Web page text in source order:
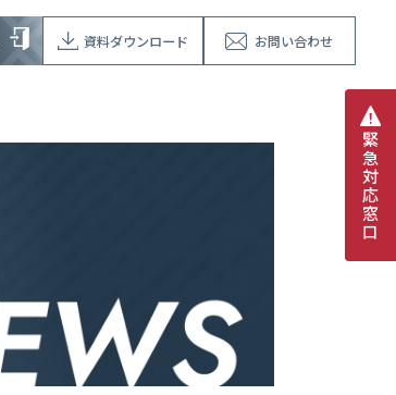
資料ダウンロード お問い合わせ
緊
急
対
応
窓
口